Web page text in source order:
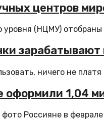
центров
(НЦМУ) отобраны
ничего не платя
оформили 1,04
Россияне в